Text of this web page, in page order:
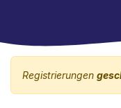
Registrierungen